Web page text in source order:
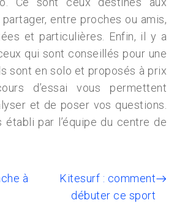
entre proches ou amis,
et particulières. Enfin, il y a
qui sont conseillés pour une
sont en solo et proposés à prix
d’essai vous permettent
et de poser vos questions.
établi par l’équipe du centre de
à
Kitesurf : comment
débuter ce sport